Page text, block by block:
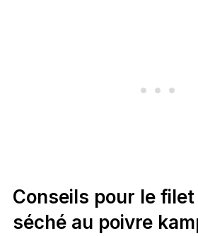
Conseils pour le
séché au poivre